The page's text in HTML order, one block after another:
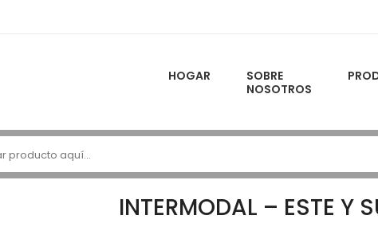
HOGAR
SOBRE
NOSOTROS
INTERMODAL – ESTE Y